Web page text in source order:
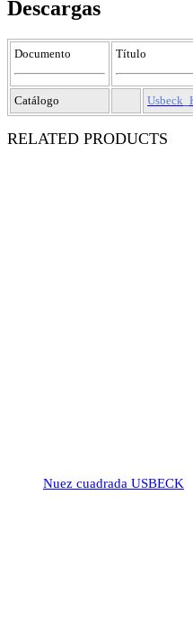
Descargas
Documento Título
Catálogo
RELATED PRODUCTS
Nuez cuadrada USBECK